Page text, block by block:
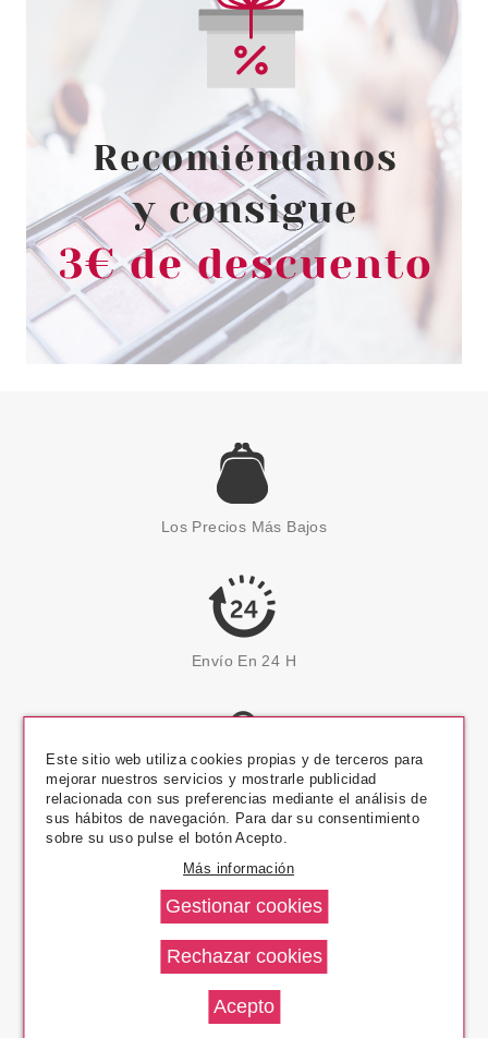
Los Precios Más Bajos
Envío En 24 H
Pago Seguro
14 Días Devolución
Este sitio web utiliza cookies propias y de terceros para
mejorar nuestros servicios y mostrarle publicidad
relacionada con sus preferencias mediante el análisis de
sus hábitos de navegación. Para dar su consentimiento
sobre su uso pulse el botón Acepto.
Más información